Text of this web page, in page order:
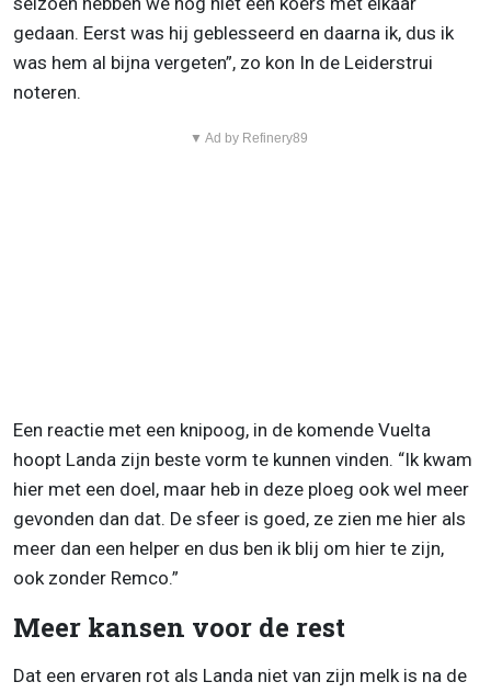
gedaan. Eerst was hij geblesseerd en daarna ik, dus ik
was hem al bijna vergeten”, zo kon In de Leiderstrui
noteren.
▼ Ad by Refinery89
Een reactie met een knipoog, in de komende Vuelta
hoopt Landa zijn beste vorm te kunnen vinden. “Ik kwam
hier met een doel, maar heb in deze ploeg ook wel meer
gevonden dan dat. De sfeer is goed, ze zien me hier als
meer dan een helper en dus ben ik blij om hier te zijn,
ook zonder Remco.”
Meer kansen voor de rest
Dat een ervaren rot als Landa niet van zijn melk is na de